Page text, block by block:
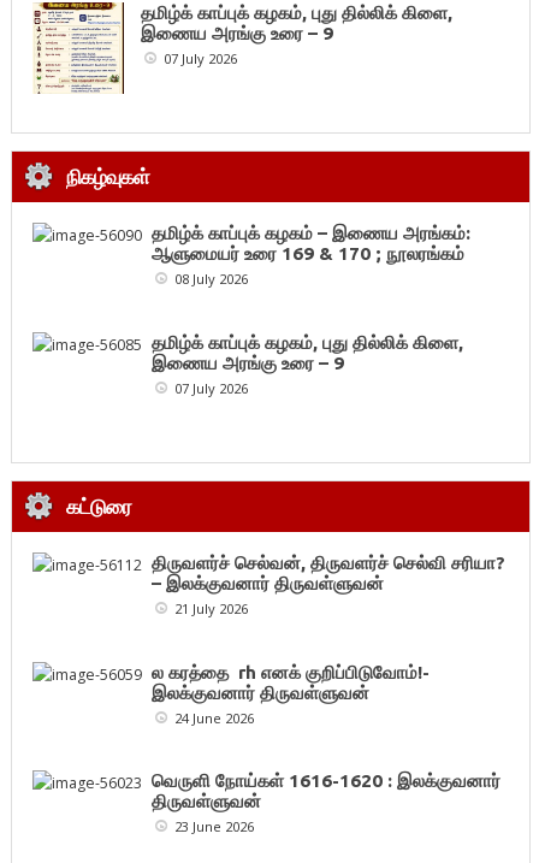
தமிழ்க் காப்புக் கழகம், புது தில்லிக் கிளை,
இணைய அரங்கு உரை – 9
07 July 2026
நிகழ்வுகள்
தமிழ்க் காப்புக் கழகம் – இணைய அரங்கம்:
ஆளுமையர் உரை 169 & 170 ; நூலரங்கம்
08 July 2026
தமிழ்க் காப்புக் கழகம், புது தில்லிக் கிளை,
இணைய அரங்கு உரை – 9
07 July 2026
கட்டுரை
திருவளர்ச் செல்வன், திருவளர்ச் செல்வி சரியா?
– இலக்குவனார் திருவள்ளுவன்
21 July 2026
ல கரத்தை rh எனக் குறிப்பிடுவோம்!-
இலக்குவனார் திருவள்ளுவன்
24 June 2026
வெருளி நோய்கள் 1616-1620 : இலக்குவனார்
திருவள்ளுவன்
23 June 2026